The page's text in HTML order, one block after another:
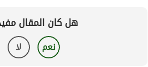
هل كان المقال
نعم لا